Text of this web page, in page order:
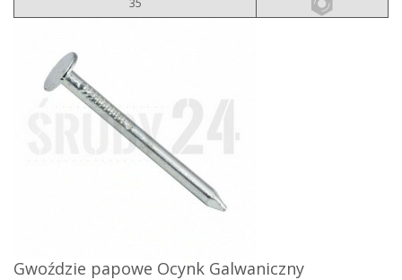
35
Gwoździe papowe Ocynk Galwaniczny